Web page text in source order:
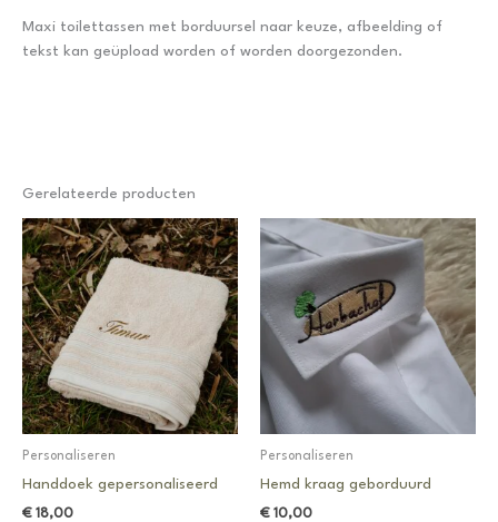
Maxi toilettassen met borduursel naar keuze, afbeelding of
tekst kan geüpload worden of worden doorgezonden.
Gerelateerde producten
Personaliseren
Handdoek gepersonaliseerd
€ 18,00
Personaliseren
Hemd kraag geborduurd
€ 10,00